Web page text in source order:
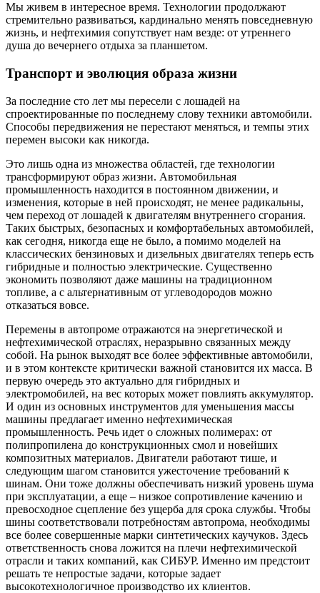
Мы живем в интересное время. Технологии продолжают
стремительно развиваться, кардинально менять повседневную
жизнь, и нефтехимия сопутствует нам везде: от утреннего
душа до вечернего отдыха за планшетом.
Транспорт и эволюция образа жизни
За последние сто лет мы пересели с лошадей на
спроектированные по последнему слову техники автомобили.
Способы передвижения не перестают меняться, и темпы этих
перемен высоки как никогда.
Это лишь одна из множества областей, где технологии
трансформируют образ жизни. Автомобильная
промышленность находится в постоянном движении, и
изменения, которые в ней происходят, не менее радикальны,
чем переход от лошадей к двигателям внутреннего сгорания.
Таких быстрых, безопасных и комфортабельных автомобилей,
как сегодня, никогда еще не было, а помимо моделей на
классических бензиновых и дизельных двигателях теперь есть
гибридные и полностью электрические. Существенно
экономить позволяют даже машины на традиционном
топливе, а с альтернативным от углеводородов можно
отказаться вовсе.
Перемены в автопроме отражаются на энергетической и
нефтехимической отраслях, неразрывно связанных между
собой. На рынок выходят все более эффективные автомобили,
и в этом контексте критически важной становится их масса. В
первую очередь это актуально для гибридных и
электромобилей, на вес которых может повлиять аккумулятор.
И один из основных инструментов для уменьшения массы
машины предлагает именно нефтехимическая
промышленность. Речь идет о сложных полимерах: от
полипропилена до конструкционных смол и новейших
композитных материалов. Двигатели работают тише, и
следующим шагом становится ужесточение требований к
шинам. Они тоже должны обеспечивать низкий уровень шума
при эксплуатации, а еще – низкое сопротивление качению и
превосходное сцепление без ущерба для срока службы. Чтобы
шины соответствовали потребностям автопрома, необходимы
все более совершенные марки синтетических каучуков. Здесь
ответственность снова ложится на плечи нефтехимической
отрасли и таких компаний, как СИБУР. Именно им предстоит
решать те непростые задачи, которые задает
высокотехнологичное производство их клиентов.